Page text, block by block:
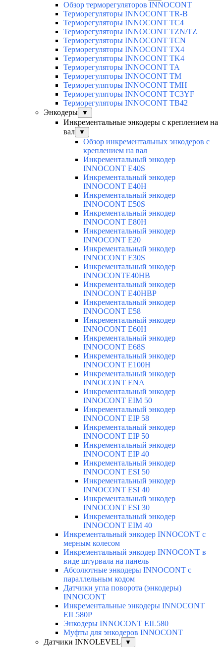
Обзор терморегуляторов INNOCONT
Терморегуляторы INNOCONT TR-B
Терморегуляторы INNOCONT TC4
Терморегуляторы INNOCONT TZN/TZ
Терморегуляторы INNOCONT TCN
Терморегуляторы INNOCONT TX4
Терморегуляторы INNOCONT TK4
Терморегуляторы INNOCONT TA
Терморегуляторы INNOCONT TM
Терморегуляторы INNOCONT TMH
Терморегуляторы INNOCONT TC3YF
Терморегуляторы INNOCONT TB42
Энкодеры
▼
Инкрементальные энкодеры с креплением на
вал
▼
Обзор инкрементальных энкодеров с
креплением на вал
Инкрементальный энкодер
INNOCONT E40S
Инкрементальный энкодер
INNOCONT E40H
Инкрементальный энкодер
INNOCONT E50S
Инкрементальный энкодер
INNOCONT E80H
Инкрементальный энкодер
INNOCONT E20
Инкрементальный энкодер
INNOCONT E30S
Инкрементальный энкодер
INNOCONTE40HB
Инкрементальный энкодер
INNOCONT E40HBP
Инкрементальный энкодер
INNOCONT E58
Инкрементальный энкодер
INNOCONT E60H
Инкрементальный энкодер
INNOCONT E68S
Инкрементальный энкодер
INNOCONT E100H
Инкрементальный энкодер
INNOCONT ENA
Инкрементальный энкодер
INNOCONT EIM 50
Инкрементальный энкодер
INNOCONT EIP 58
Инкрементальный энкодер
INNOCONT EIP 50
Инкрементальный энкодер
INNOCONT EIP 40
Инкрементальный энкодер
INNOCONT ESI 50
Инкрементальный энкодер
INNOCONT ESI 40
Инкрементальный энкодер
INNOCONT ESI 30
Инкрементальный энкодер
INNOCONT EIM 40
Инкрементальный энкодер INNOCONT с
мерным колесом
Инкрементальный энкодер INNOCONT в
виде штурвала на панель
Абсолютные энкодеры INNOCONT с
параллельным кодом
Датчики угла поворота (энкодеры)
INNOCONT
Инкрементальные энкодеры INNOCONT
EIL580P
Энкодеры INNOCONT EIL580
Муфты для энкодеров INNOCONT
Датчики INNOLEVEL
▼